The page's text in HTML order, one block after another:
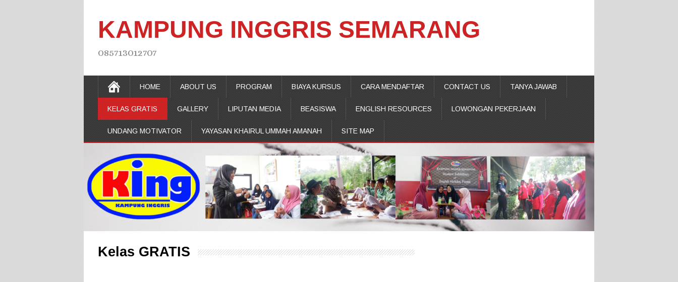
KAMPUNG INGGRIS SEMARANG
085713012707
HOME ABOUT US PROGRAM BIAYA KURSUS CARA MENDAFTAR CONTACT US TANYA JAWAB
KELAS GRATIS GALLERY LIPUTAN MEDIA BEASISWA ENGLISH RESOURCES LOWONGAN PEKERJAAN
UNDANG MOTIVATOR YAYASAN KHAIRUL UMMAH AMANAH SITE MAP
Kelas GRATIS